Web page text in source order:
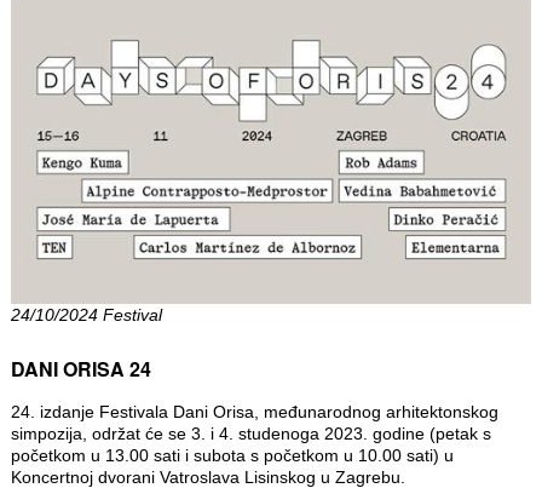
24/10/2024 Festival
DANI ORISA 24
24. izdanje Festivala Dani Orisa, međunarodnog arhitektonskog
simpozija, održat će se 3. i 4. studenoga 2023. godine (petak s
početkom u 13.00 sati i subota s početkom u 10.00 sati) u
Koncertnoj dvorani Vatroslava Lisinskog u Zagrebu.